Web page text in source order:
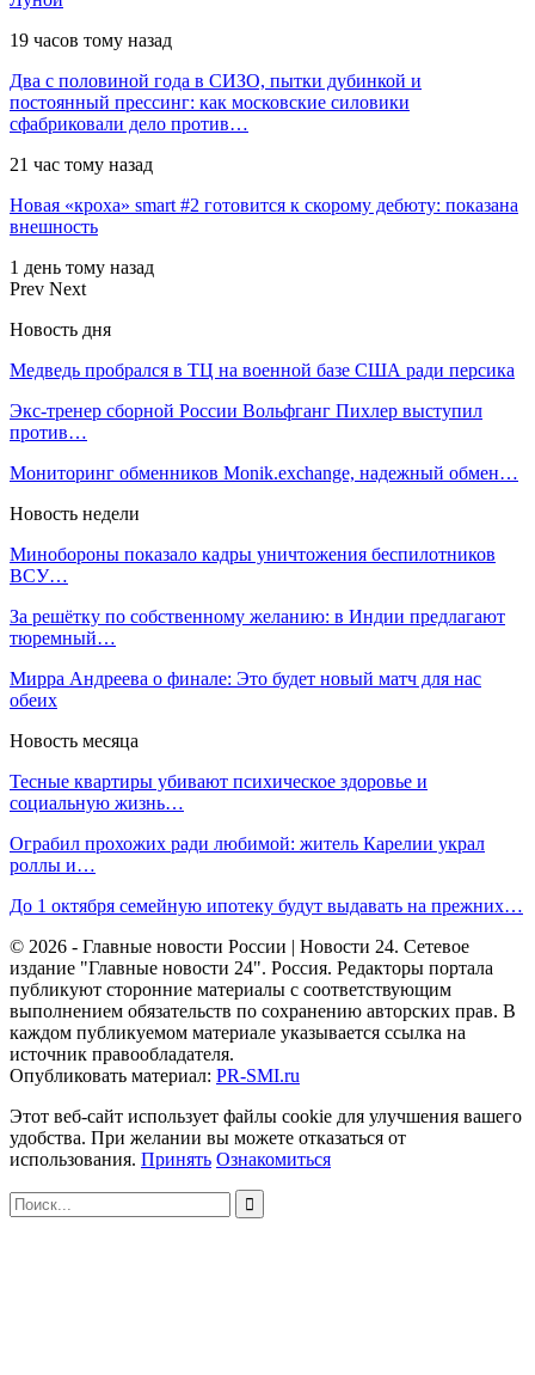
19 часов тому назад
Два с половиной года в СИЗО, пытки дубинкой и
постоянный прессинг: как московские силовики
сфабриковали дело против…
21 час тому назад
Новая «кроха» smart #2 готовится к скорому дебюту: показана
внешность
1 день тому назад
Prev Next
Новость дня
Медведь пробрался в ТЦ на военной базе США ради персика
Экс-тренер сборной России Вольфганг Пихлер выступил
против…
Мониторинг обменников Monik.exchange, надежный обмен…
Новость недели
Минобороны показало кадры уничтожения беспилотников
ВСУ…
За решётку по собственному желанию: в Индии предлагают
тюремный…
Мирра Андреева о финале: Это будет новый матч для нас
обеих
Новость месяца
Тесные квартиры убивают психическое здоровье и
социальную жизнь…
Ограбил прохожих ради любимой: житель Карелии украл
роллы и…
До 1 октября семейную ипотеку будут выдавать на прежних…
© 2026 - Главные новости России | Новости 24. Сетевое
издание "Главные новости 24". Россия. Редакторы портала
публикуют сторонние материалы с соответствующим
выполнением обязательств по сохранению авторских прав. В
каждом публикуемом материале указывается ссылка на
источник правообладателя.
Опубликовать материал: PR-SMI.ru
Этот веб-сайт использует файлы cookie для улучшения вашего
удобства. При желании вы можете отказаться от
использования. Принять Ознакомиться